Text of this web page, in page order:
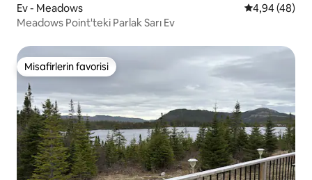
Ev - Meadows 5 üzerinden
4,94 (48)
Meadows Point'teki Parlak Sarı Ev
Misafirlerin favorisi
Misafirlerin favorisi